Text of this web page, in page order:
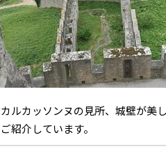
ルカッソンヌの見所、城壁が美
紹介しています。